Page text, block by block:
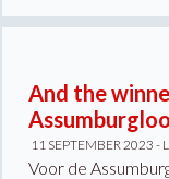
And the
11 SEPTEMBER 2023 -
Voor de